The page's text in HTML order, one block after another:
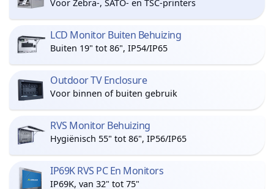
Voor Zebra-, SATO- en TSC-printers
LCD Monitor Buiten Behuizing
Buiten 19" tot 86", IP54/IP65
Outdoor TV Enclosure
Voor binnen of buiten gebruik
RVS Monitor Behuizing
Hygiënisch 55" tot 86", IP56/IP65
IP69K RVS PC En Monitors
IP69K, van 32" tot 75"